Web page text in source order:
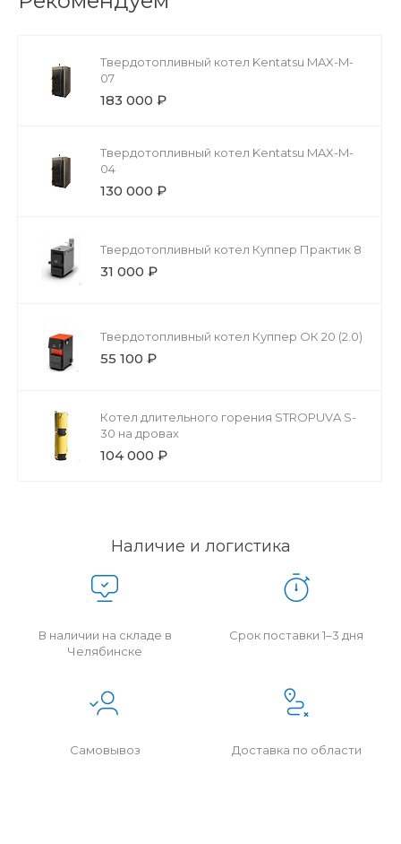
Твердотопливный котел Kentatsu MAX-M-
07
183 000 ₽
Твердотопливный котел Kentatsu MAX-M-
04
130 000 ₽
Твердотопливный котел Куппер Практик 8
31 000 ₽
Твердотопливный котел Куппер ОК 20 (2.0)
55 100 ₽
Котел длительного горения STROPUVA S-
30 на дровах
104 000 ₽
Наличие и логистика
В наличии на складе в
Челябинске
Срок поставки 1–3 дня
Самовывоз Доставка по области